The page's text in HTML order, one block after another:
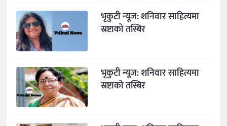
भृकुटी न्यूज: शनिवार साहित्यमा
स्रष्टाको तस्बिर
भृकुटी न्यूज: शनिवार साहित्यमा
स्रष्टाको तस्बिर